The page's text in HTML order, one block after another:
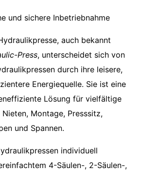
und sichere Inbetriebnahme
auch bekannt
Press, unterscheidet sich von
durch ihre leisere,
Energiequelle. Sie ist eine
Lösung für vielfältige
Montage, Presssitz,
und Spannen.
individuell
4-Säulen-, 2-Säulen-,